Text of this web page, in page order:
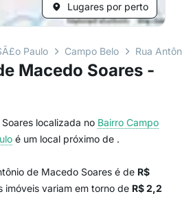
Lugares por perto
Paulo Campo Belo Rua
Macedo Soares -
localizada no Bairro Campo
é um local próximo de .
de Macedo Soares é de R$
imóveis variam em torno de R$ 2,2